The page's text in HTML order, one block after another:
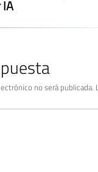
no será publicada.